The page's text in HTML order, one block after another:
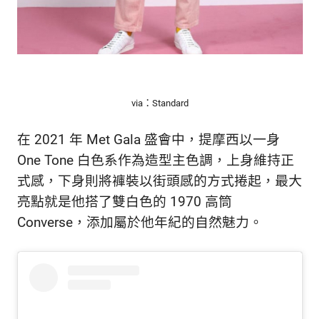
via：Standard
在 2021 年 Met Gala 盛會中，提摩西以一身
One Tone 白色系作為造型主色調，上身維持正
式感，下身則將褲裝以街頭感的方式捲起，最大
亮點就是他搭了雙白色的 1970 高筒
Converse，添加屬於他年紀的自然魅力。